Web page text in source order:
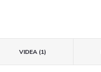
VIDEA (1)